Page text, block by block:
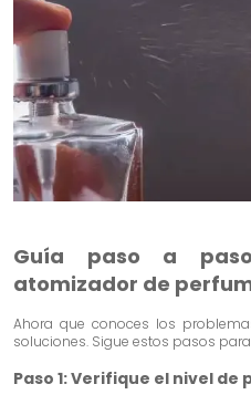
Guía paso a
atomizador de
Ahora que conoces los
soluciones. Sigue estos pasos
Paso 1: Verifique el nivel de